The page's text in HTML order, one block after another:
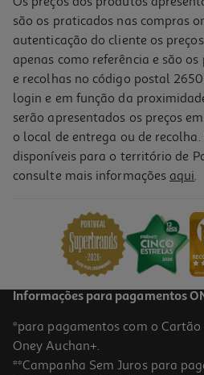
-50%
Bifidus Líquido Activia Aveia Noz 000%
Price reduced from
são os praticados nas compras
autenticação do cliente os
apenas como referência e são
e recolhas no código postal
login e em função da
serão apresentados os preços
o local de entrega ou de
disponíveis para o território de
consulte mais informações aqui.
Informações para pagamentos
*para pagamentos com o
Oney Auchan+.
**Campanha Sem Juros para